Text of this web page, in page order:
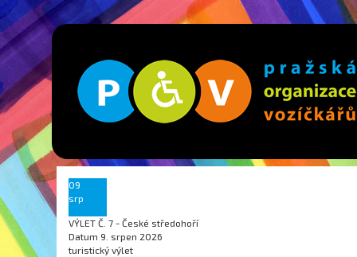
09
srp
VÝLET Č. 7 - České středohoří
Datum 9. srpen 2026
turistický výlet